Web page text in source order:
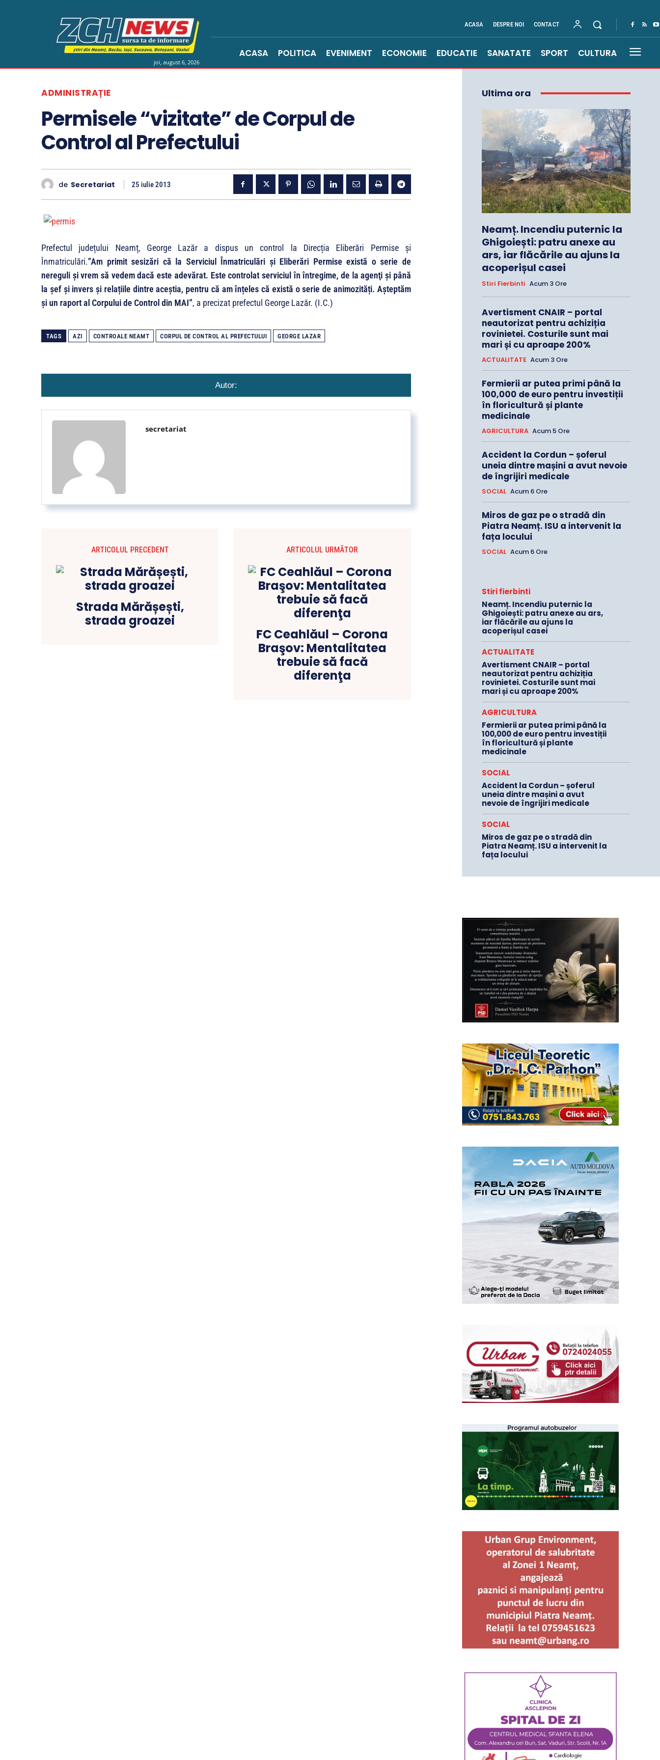
joi, august 6, 2026
ACASA DESPRE NOI CONTACT
ACASA POLITICA EVENIMENT ECONOMIE EDUCATIE SANATATE SPORT CULTURA
ADMINISTRAȚIE
Permisele “vizitate” de Corpul de
Control al Prefectului
de Secretariat 25 iulie 2013
Prefectul județului Neamț, George Lazăr a dispus un control la Direcția Eliberări Permise și
Înmatriculări.”Am primit sesizări că la Serviciul Înmatriculări și Eliberări Permise există o serie de
nereguli și vrem să vedem dacă este adevărat. Este controlat serviciul în întregime, de la agenţi și până
la șef și invers și relațiile dintre aceștia, pentru că am înțeles că există o serie de animozități. Așteptăm
şi un raport al Corpului de Control din MAI”, a precizat prefectul George Lazăr. (I.C.)
TAGS AZI CONTROALE NEAMT CORPUL DE CONTROL AL PREFECTULUI GEORGE LAZAR
Autor:
secretariat
ARTICOLUL PRECEDENT
Strada Mărășești,
strada groazei
ARTICOLUL URMĂTOR
FC Ceahlăul – Corona
Braşov: Mentalitatea
trebuie să facă
diferenţa
Ultima ora
Neamț. Incendiu puternic la
Ghigoiești: patru anexe au
ars, iar flăcările au ajuns la
acoperișul casei
Stiri Fierbinti Acum 3 Ore
Avertisment CNAIR – portal
neautorizat pentru achiziția
rovinietei. Costurile sunt mai
mari și cu aproape 200%
ACTUALITATE Acum 3 Ore
Fermierii ar putea primi până la
100,000 de euro pentru investiții
în floricultură și plante
medicinale
AGRICULTURA Acum 5 Ore
Accident la Cordun – șoferul
uneia dintre mașini a avut nevoie
de îngrijiri medicale
SOCIAL Acum 6 Ore
Miros de gaz pe o stradă din
Piatra Neamț. ISU a intervenit la
fața locului
SOCIAL Acum 6 Ore
Stiri fierbinti
Neamț. Incendiu puternic la
Ghigoiești: patru anexe au ars,
iar flăcările au ajuns la
acoperișul casei
ACTUALITATE
Avertisment CNAIR – portal
neautorizat pentru achiziția
rovinietei. Costurile sunt mai
mari și cu aproape 200%
AGRICULTURA
Fermierii ar putea primi până la
100,000 de euro pentru investiții
în floricultură și plante
medicinale
SOCIAL
Accident la Cordun – șoferul
uneia dintre mașini a avut
nevoie de îngrijiri medicale
SOCIAL
Miros de gaz pe o stradă din
Piatra Neamț. ISU a intervenit la
fața locului